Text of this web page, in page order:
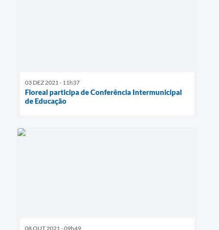
03 DEZ 2021 - 11h37
Floreal participa de Conferência Intermunicipal
de Educação
08 OUT 2021 - 09h49